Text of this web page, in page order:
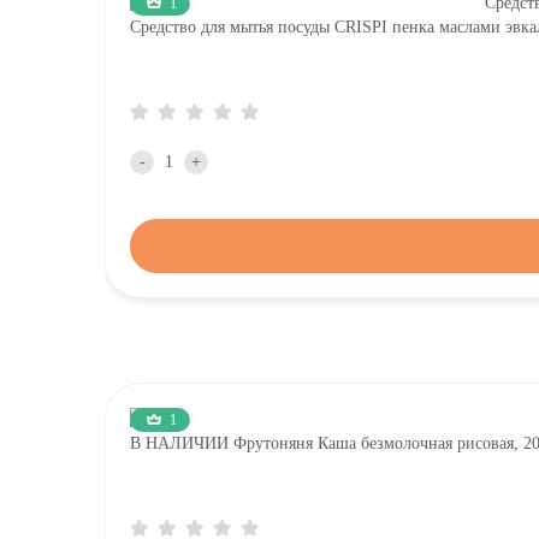
Средство для мытья посуды CRISPI пенка маслами
- +
1
В НАЛИЧИИ Фрутоняня Каша безмолочная рисовая,